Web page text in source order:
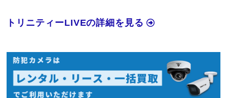
トリニティーLIVEの詳細を見る